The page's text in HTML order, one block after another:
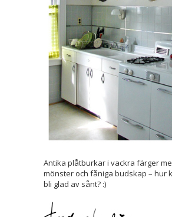
Antika plåtburkar i vackra färger
mönster och fåniga budskap – hur
bli glad av sånt? :)